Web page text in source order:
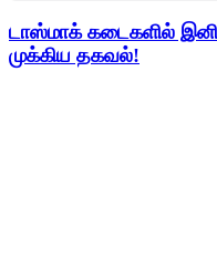
டாஸ்மாக் கடைகளில்
முக்கிய தகவல்!